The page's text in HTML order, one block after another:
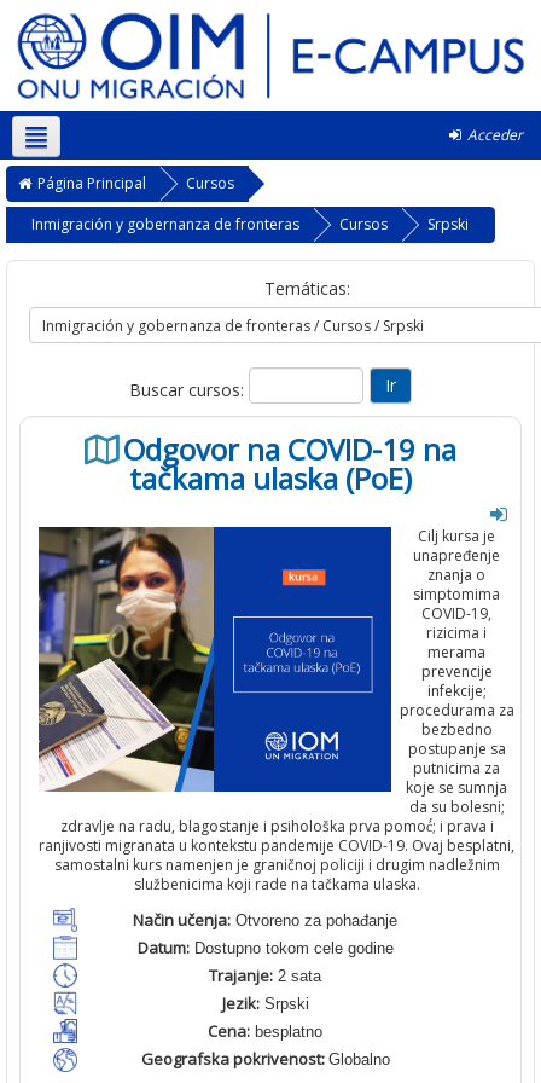
Acceder
Español - Internacional ‎(es)‎
Página Principal
Cursos
Inmigración y gobernanza de fronteras
Cursos Srpski
Temáticas:
Buscar cursos:
Odgovor na COVID-19 na
tačkama ulaska (PoE)
Cilj kursa je
unapređenje
znanja o
simptomima
COVID-19,
rizicima i
merama
prevencije
infekcije;
procedurama za
bezbedno
postupanje sa
putnicima za
koje se sumnja
da su bolesni;
zdravlje na radu, blagostanje i psihološka prva pomoć́; i prava i
ranjivosti migranata u kontekstu pandemije COVID-19. Ovaj besplatni,
samostalni kurs namenjen je graničnoj policiji i drugim nadležnim
službenicima koji rade na tačkama ulaska.
Način učenja: Otvoreno za pohađanje
Datum:Dostupno tokom cele godine
Trajanje: 2 sata
Jezik:Srpski
Cena: besplatno
Geografska pokrivenost: Globalno